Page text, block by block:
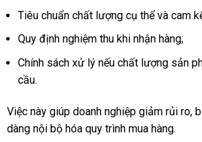
Tiêu chuẩn chất lượng cụ thể và cam
Quy định nghiệm thu khi nhận hàng;
Chính sách xử lý nếu chất lượng sản
cầu.
Việc này giúp doanh nghiệp giảm rủi ro,
dàng nội bộ hóa quy trình mua hàng.